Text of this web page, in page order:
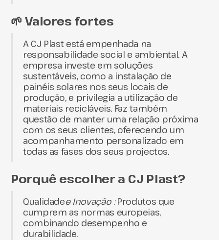
🌱 Valores fortes
A CJ Plast está empenhada na
responsabilidade social e ambiental. A
empresa investe em soluções
sustentáveis, como a instalação de
painéis solares nos seus locais de
produção, e privilegia a utilização de
materiais recicláveis. Faz também
questão de manter uma relação próxima
com os seus clientes, oferecendo um
acompanhamento personalizado em
todas as fases dos seus projectos.
Porquê escolher a CJ Plast?
‍Qualidadee Inovação :Produtos que
cumprem as normas europeias,
combinando desempenho e
durabilidade.